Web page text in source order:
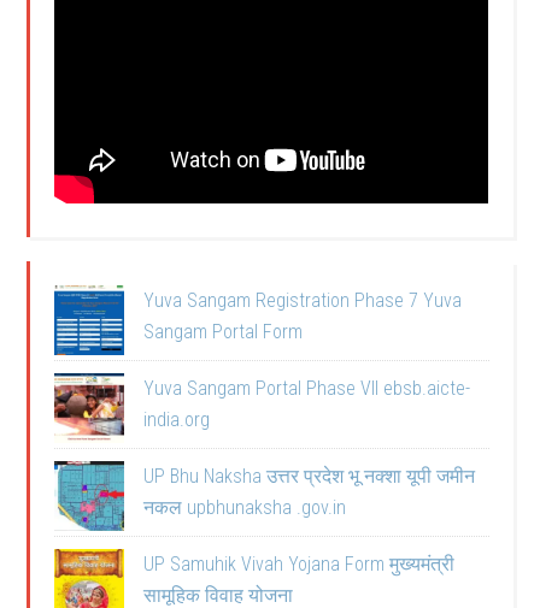
Yuva Sangam Registration Phase 7 Yuva
Sangam Portal Form
Yuva Sangam Portal Phase VII ebsb.aicte-
india.org
UP Bhu Naksha उत्तर प्रदेश भू नक्शा यूपी जमीन
नकल upbhunaksha .gov.in
UP Samuhik Vivah Yojana Form मुख्यमंत्री
सामूहिक विवाह योजना